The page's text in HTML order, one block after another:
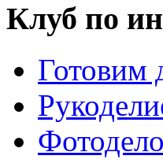
Клуб по
Готовим
Фотодело